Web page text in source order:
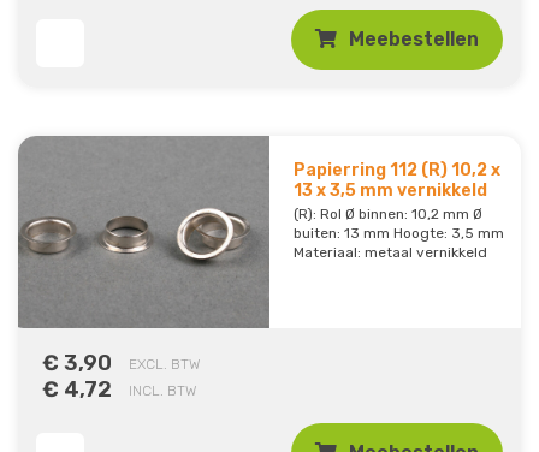
Meebestellen
Papierring 112 (R) 10,2 x
13 x 3,5 mm vernikkeld
(R): Rol Ø binnen: 10,2 mm Ø
buiten: 13 mm Hoogte: 3,5 mm
Materiaal: metaal vernikkeld
€ 3,90 EXCL. BTW
€ 4,72 INCL. BTW